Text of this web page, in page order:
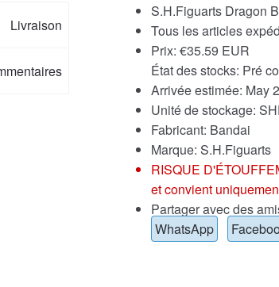
Livraison
S.H.Figuarts Dragon
Tous les articles
Prix: €35.59 EUR
État des stocks: Pré
Arrivée estimée: May
Unité de stockage:
Fabricant: Bandai
Marque: S.H.Figuarts
RISQUE
et convient
Partager avec des
WhatsApp